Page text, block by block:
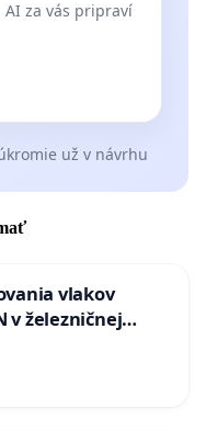
za vás pripraví
už v návrhu
vlakov
v železničnej